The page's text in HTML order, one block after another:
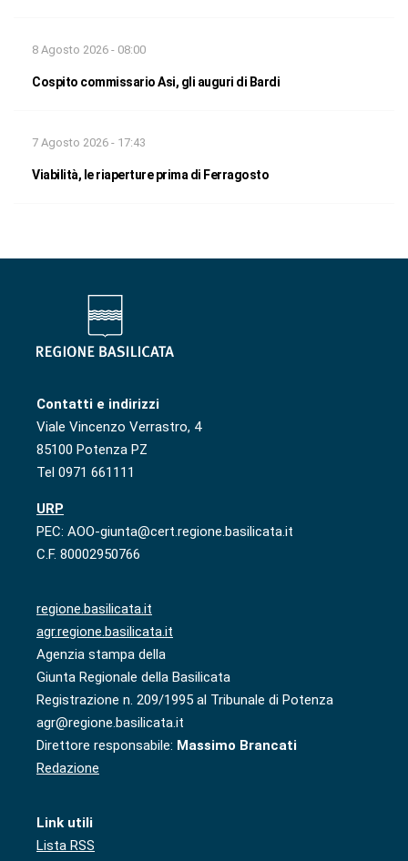
8 Agosto 2026 - 08:00
Cospito commissario Asi, gli auguri di Bardi
7 Agosto 2026 - 17:43
Viabilità, le riaperture prima di Ferragosto
Contatti e indirizzi
Viale Vincenzo Verrastro, 4
85100 Potenza PZ
Tel 0971 661111
URP
PEC: AOO-giunta@cert.regione.basilicata.it
C.F. 80002950766
regione.basilicata.it
agr.regione.basilicata.it
Agenzia stampa della
Giunta Regionale della Basilicata
Registrazione n. 209/1995 al Tribunale di Potenza
agr@regione.basilicata.it
Direttore responsabile: Massimo Brancati
Redazione
Link utili
Lista RSS